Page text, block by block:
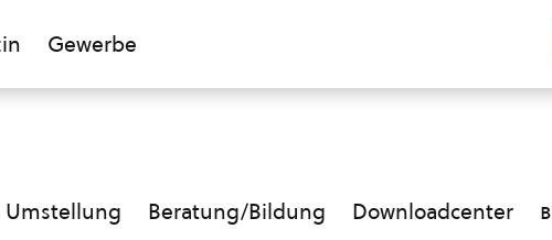
Gewerbe
Umstellung Beratung/Bildung Downloadcenter